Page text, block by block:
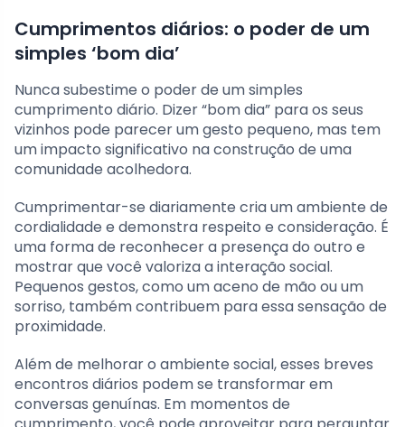
Cumprimentos diários: o poder de um
simples ‘bom dia’
Nunca subestime o poder de um simples
cumprimento diário. Dizer “bom dia” para os seus
vizinhos pode parecer um gesto pequeno, mas tem
um impacto significativo na construção de uma
comunidade acolhedora.
Cumprimentar-se diariamente cria um ambiente de
cordialidade e demonstra respeito e consideração. É
uma forma de reconhecer a presença do outro e
mostrar que você valoriza a interação social.
Pequenos gestos, como um aceno de mão ou um
sorriso, também contribuem para essa sensação de
proximidade.
Além de melhorar o ambiente social, esses breves
encontros diários podem se transformar em
conversas genuínas. Em momentos de